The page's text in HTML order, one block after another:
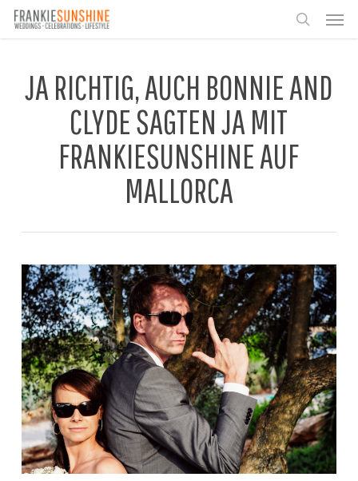
Skip
JA RICHTIG, AUCH BONNIE AND
CLYDE SAGTEN JA MIT
FRANKIESUNSHINE AUF
MALLORCA